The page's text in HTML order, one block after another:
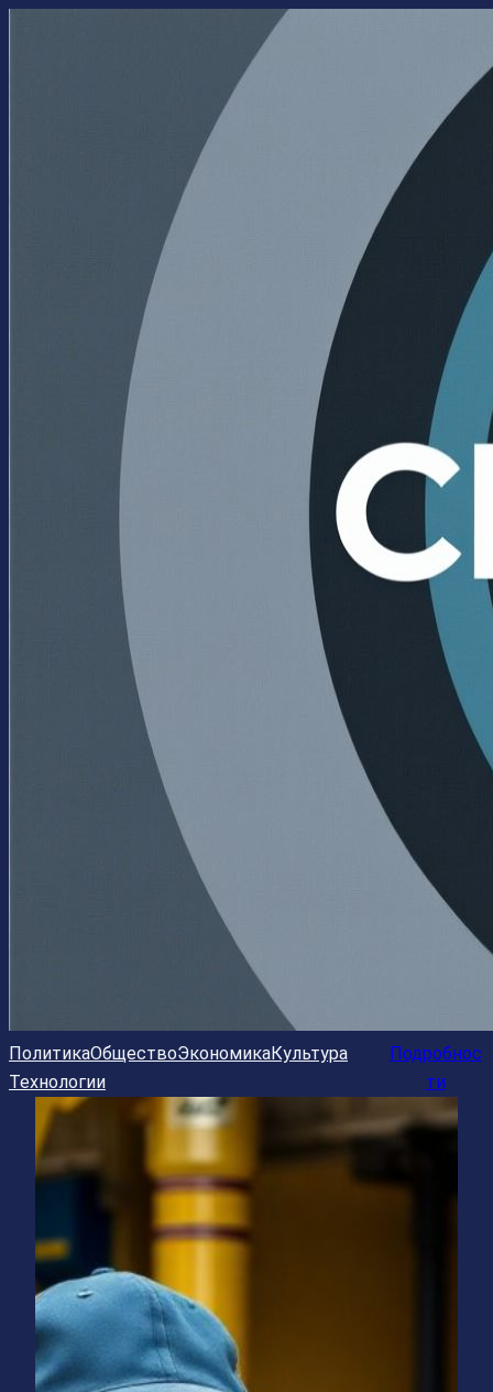
ПолитикаОбществоЭкономикаКультура
Технологии
Подробнос
ти